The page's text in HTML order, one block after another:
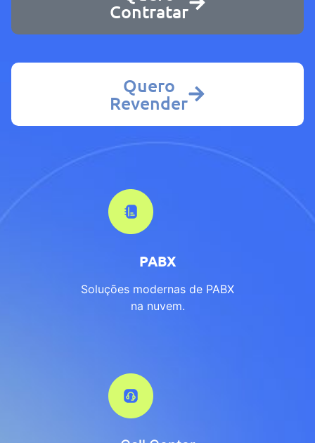
PABX
Soluções modernas de PABX
na nuvem.
Contratar
Quero
Revender